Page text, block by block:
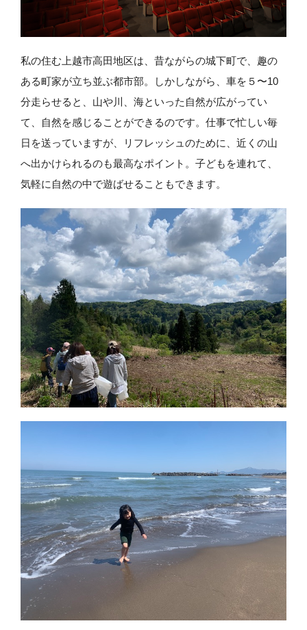
私の住む上越市高田地区は、昔ながらの城下町で、趣の
ある町家が立ち並ぶ都市部。しかしながら、車を５〜10
分走らせると、山や川、海といった自然が広がってい
て、自然を感じることができるのです。仕事で忙しい毎
日を送っていますが、リフレッシュのために、近くの山
へ出かけられるのも最高なポイント。子どもを連れて、
気軽に自然の中で遊ばせることもできます。